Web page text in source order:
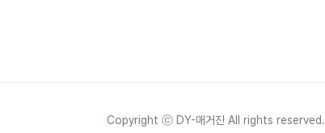
Copyright ⓒ DY-매거진 All rights reserved.